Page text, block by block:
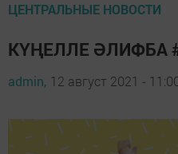
ЦЕНТРАЛЬНЫЕ НОВОСТИ
КҮҢЕЛЛЕ ӘЛИФБА
admin, 12 август 2021 -